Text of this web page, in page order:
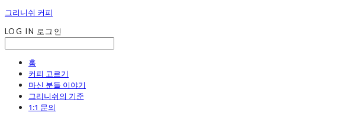
그리니쉬 커피
LOG IN 로그인
홈
커피 고르기
마신 분들 이야기
그리니쉬의 기준
1:1 문의